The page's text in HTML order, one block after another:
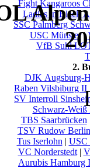
Fight.Kangaroos
Ladies in Black
SSC Palmberg
USC Münster|
VfB Suhl
2.
DJK Augsburg-
Raben Vilsbiburg II
SV Interroll
Schwarz-Weiß
TBS Saarbrücken
TSV Rudow Berlin
Tus Iserlohn |
VC Norderstedt|
Aurubis Hamburg